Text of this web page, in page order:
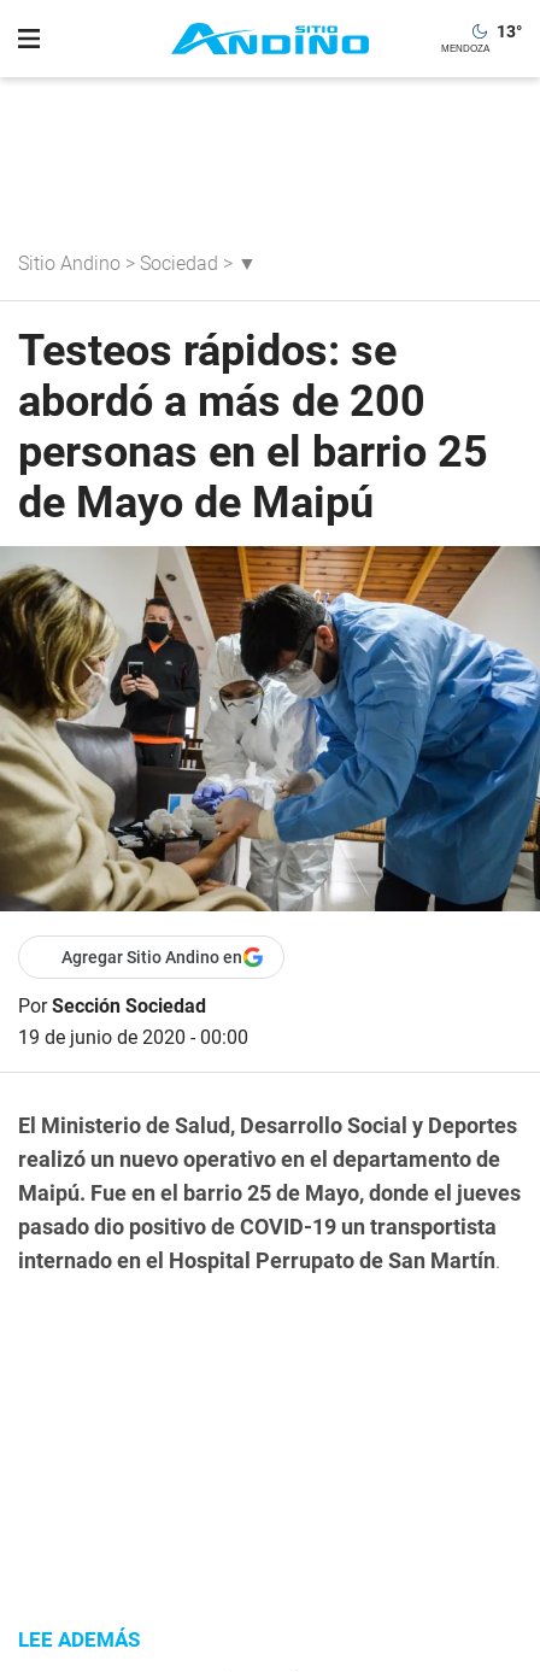
13°
Sitio Andino > Sociedad > ▼
Testeos rápidos: se
abordó a más de 200
personas en el barrio 25
de Mayo de Maipú
Agregar Sitio Andino en
PorSección Sociedad
19 de junio de 2020 - 00:00
El Ministerio de Salud, Desarrollo Social y Deportes
realizó un nuevo operativo en el departamento de
Maipú. Fue en el barrio 25 de Mayo, donde el jueves
pasado dio positivo de COVID-19 un transportista
internado en el Hospital Perrupato de San Martín.
LEE ADEMÁS